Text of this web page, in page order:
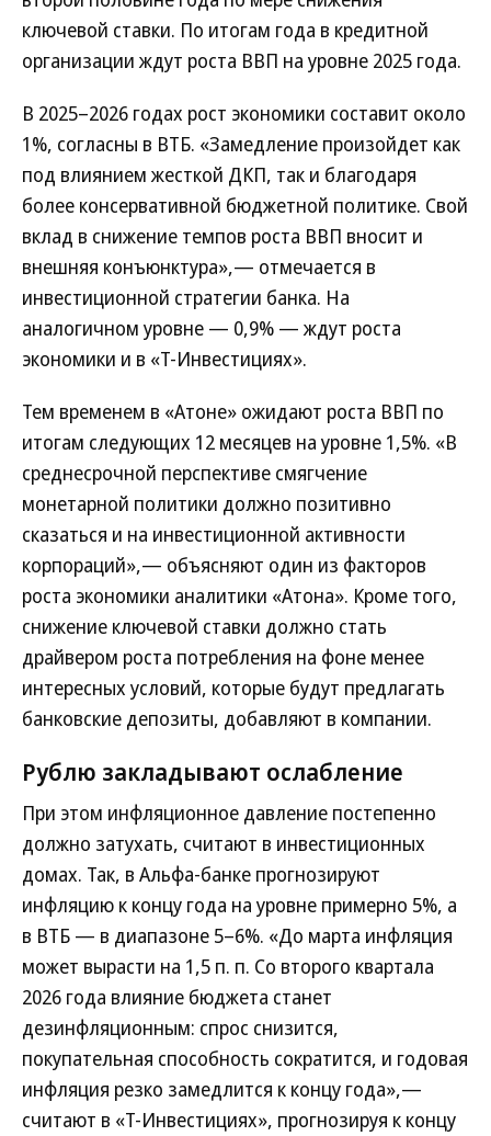
ключевой ставки. По итогам года в кредитной
организации ждут роста ВВП на уровне 2025 года.
В 2025–2026 годах рост экономики составит около
1%, согласны в ВТБ. «Замедление произойдет как
под влиянием жесткой ДКП, так и благодаря
более консервативной бюджетной политике. Свой
вклад в снижение темпов роста ВВП вносит и
внешняя конъюнктура»,— отмечается в
инвестиционной стратегии банка. На
аналогичном уровне — 0,9% — ждут роста
экономики и в «Т-Инвестициях».
Тем временем в «Атоне» ожидают роста ВВП по
итогам следующих 12 месяцев на уровне 1,5%. «В
среднесрочной перспективе смягчение
монетарной политики должно позитивно
сказаться и на инвестиционной активности
корпораций»,— объясняют один из факторов
роста экономики аналитики «Атона». Кроме того,
снижение ключевой ставки должно стать
драйвером роста потребления на фоне менее
интересных условий, которые будут предлагать
банковские депозиты, добавляют в компании.
Рублю закладывают ослабление
При этом инфляционное давление постепенно
должно затухать, считают в инвестиционных
домах. Так, в Альфа-банке прогнозируют
инфляцию к концу года на уровне примерно 5%, а
в ВТБ — в диапазоне 5–6%. «До марта инфляция
может вырасти на 1,5 п. п. Со второго квартала
2026 года влияние бюджета станет
дезинфляционным: спрос снизится,
покупательная способность сократится, и годовая
инфляция резко замедлится к концу года»,—
считают в «Т-Инвестициях», прогнозируя к концу